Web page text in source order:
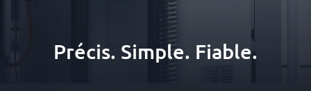
Précis. Simple. Fiable.